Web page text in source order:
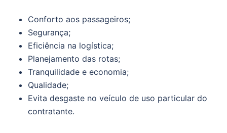
Conforto aos passageiros;
Segurança;
Eficiência na logística;
Planejamento das rotas;
Tranquilidade e economia;
Qualidade;
Evita desgaste no veículo de uso particular do
contratante.